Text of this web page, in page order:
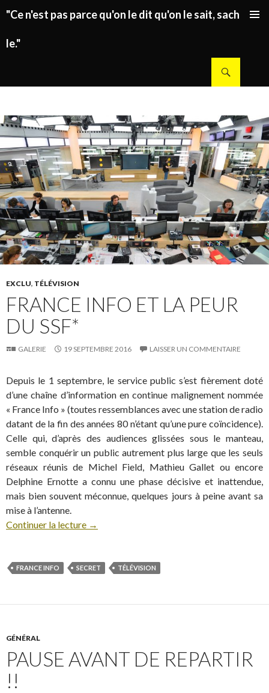
"Ce n'est pas parce qu'on le dit qu'on le sait, sachez
le."
EXCLU, TÉLÉVISION
FRANCE INFO ET LA PEUR
DU SSF*
GALERIE 19 SEPTEMBRE 2016 LAISSER UN COMMENTAIRE
Depuis le 1 septembre, le service public s’est fièrement doté
d’une chaîne d’information en continue malignement nommée
« France Info » (toutes ressemblances avec une station de radio
datant de la fin des années 80 n’étant qu’une pure coïncidence).
Celle qui, d’après des audiences glissées sous le manteau,
semble conquérir un public autrement plus large que les seuls
réseaux réunis de Michel Field, Mathieu Gallet ou encore
Delphine Ernotte a connu une phase décisive et inattendue,
mais bien souvent méconnue, quelques jours à peine avant sa
mise à l’antenne.
Continuer la lecture →
FRANCE INFO SECRET TÉLÉVISION
GÉNÉRAL
PAUSE AVANT DE REPARTIR
!!